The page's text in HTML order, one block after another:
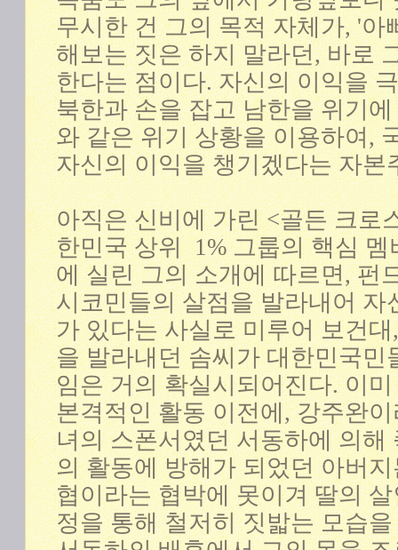
무시한 건 그의 목적 자체가, '아
해보는 짓은 하지 말라던, 바로
한다는 점이다. 자신의 이익을
북한과 손을 잡고 남한을 위기
와 같은 위기 상황을 이용하여,
자신의 이익을 챙기겠다는 자본
아직은 신비에 가린 <골든 크로
한민국 상위 1% 그룹의 핵심
에 실린 그의 소개에 따르면, 펀
시코민들의 살점을 발라내어 자
가 있다는 사실로 미루어 보건
을 발라내던 솜씨가 대한민국민
임은 거의 확실시되어진다. 이
본격적인 활동 이전에, 강주완
녀의 스폰서였던 서동하에 의해
의 활동에 방해가 되었던 아버
협이라는 협박에 못이겨 딸의
정을 통해 철저히 짓밟는 모습